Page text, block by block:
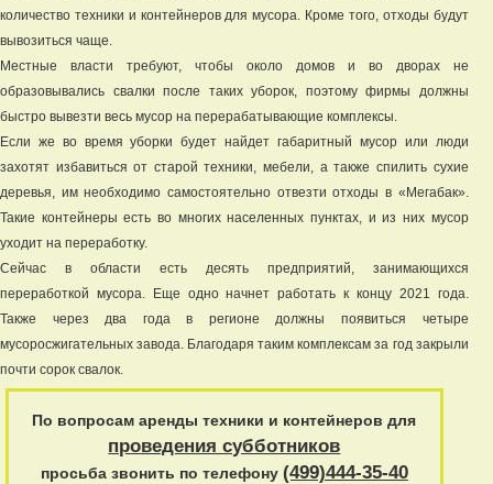
количество техники и контейнеров для мусора. Кроме того, отходы будут
вывозиться чаще.
Местные власти требуют, чтобы около домов и во дворах не
образовывались свалки после таких уборок, поэтому фирмы должны
быстро вывезти весь мусор на перерабатывающие комплексы.
Если же во время уборки будет найдет габаритный мусор или люди
захотят избавиться от старой техники, мебели, а также спилить сухие
деревья, им необходимо самостоятельно отвезти отходы в «Мегабак».
Такие контейнеры есть во многих населенных пунктах, и из них мусор
уходит на переработку.
Сейчас в области есть десять предприятий, занимающихся
переработкой мусора. Еще одно начнет работать к концу 2021 года.
Также через два года в регионе должны появиться четыре
мусоросжигательных завода. Благодаря таким комплексам за год закрыли
почти сорок свалок.
По вопросам аренды техники и контейнеров для
проведения субботников
просьба звонить по телефону (499)444-35-40